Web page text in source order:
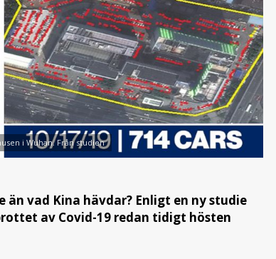
i Wuhan. Från studien
vad Kina hävdar? Enligt en ny studie
av Covid-19 redan tidigt hösten